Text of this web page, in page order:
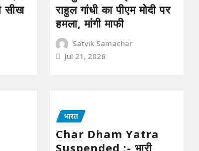
सीख
राहुल गांधी का पीएम मोदी पर
हमला, मांगी माफी
Satvik Samachar
Jul 21, 2026
भारत
Char Dham Yatra
Suspended :- भारी